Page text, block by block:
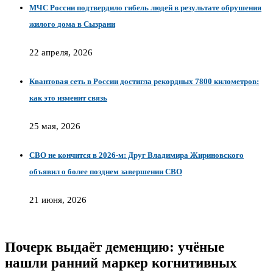
МЧС России подтвердило гибель людей в результате обрушения
жилого дома в Сызрани
22 апреля, 2026
Квантовая сеть в России достигла рекордных 7800 километров:
как это изменит связь
25 мая, 2026
СВО не кончится в 2026-м: Друг Владимира Жириновского
объявил о более позднем завершении СВО
21 июня, 2026
Почерк выдаёт деменцию: учёные
нашли ранний маркер когнитивных